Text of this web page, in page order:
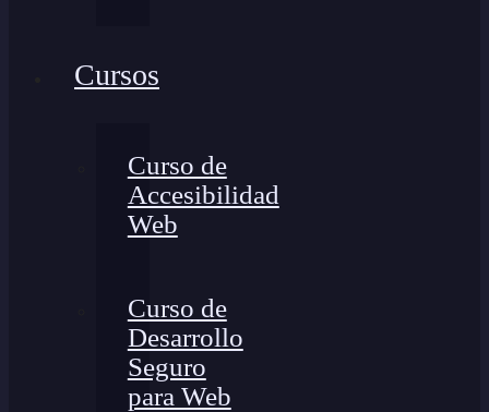
Cursos
Curso de
Accesibilidad
Web
Curso de
Desarrollo
Seguro
para Web